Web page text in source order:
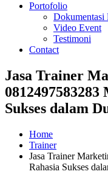
Portofolio
Dokumentasi
Video Event
Testimoni
Contact
Jasa Trainer
Sukses dalam
Home
Trainer
Jasa Trainer
Rahasia Sukses